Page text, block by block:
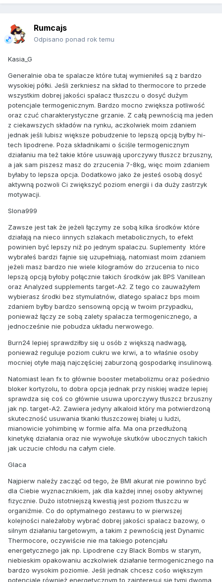
Rumcajs
Odpisano ponad rok temu
Kasia_G
Generalnie oba te spalacze które tutaj wymieniłeś są z bardzo
wysokiej półki. Jeśli zerkniesz na skład to thermocore to przede
wszystkim dobrej jakości spalacz tłuszczu o dosyć dużym
potencjale termogenicznym. Bardzo mocno zwiększa potliwość
oraz czuć charakterystyczne grzanie. Z całą pewnością ma jeden
z ciekawszych składów na rynku, aczkolwiek moim zdaniem
jednak jeśli lubisz większe pobudzenie to lepszą opcją byłby hi-
tech lipodrene. Poza składnikami o ściśle termogenicznym
działaniu ma też takie które usuwają uporczywy tłuszcz brzuszny,
a jak sam piszesz masz do zrzucenia 7-8kg, więc moim zdaniem
byłaby to lepsza opcja. Dodatkowo jako że jesteś osobą dosyć
aktywną pozwoli Ci zwiększyć poziom energii i da duży zastrzyk
motywacji.
Slona999
Zawsze jest tak że jeżeli łączymy ze sobą kilka środków które
działają na nieco iinnych szlakach metabolicznych, to efekt
powinien być lepszy niż po jednym spalaczu. Suplementy które
wybrałeś bardzi fajnie się uzupełniają, natomiast moim zdaniem
jeżeli masz bardzo nie wiele kilogramów do zrzucenia to nico
lepszą opcją byłoby połącznie takich środków jak BPS Vanillean
oraz Analyzed supplements target-A2. Z tego co zauważyłem
wybierasz środki bez stymulatnów, dlatego spalacz bps moim
zdaniem byłby bardzo sensowną opcją w twoim przypadku,
ponieważ łączy ze sobą zalety spalacza termogenicznego, a
jednocześnie nie pobudza układu nerwowego.
Burn24 lepiej sprawdziłby się u osób z większą nadwagą,
ponieważ reguluje poziom cukru we krwi, a to właśnie osoby
mocniej otyłe mają najczęściej zaburzoną gospodarkę insulinową.
Natomiast lean fx to głównie booster metabolizmu oraz pośednio
bloker kortyzolu, to dobra opcja jednak przy niskiej wadze lepiej
sprawdza się coś co głównie usuwa uporczywy tłuszcz brzuszny
jak np. target-A2. Zawiera jedyny alkaloid który ma potwierdzoną
skuteczność usuwania tkanki tłuszczowej białej u ludzi,
mianowicie yohimbinę w formie alfa. Ma ona przedłużoną
kinetykę działania oraz nie wywołuje skutków ubocznych takich
jak uczucie chłodu na całym ciele.
Glaca
Najpierw należy zacząć od tego, że BMI akurat nie powinno być
dla Ciebie wyznacznikiem, jak dla każdej innej osoby aktywnej
fizycznie. Dużo istotniejszą kwestią jest poziom tłuszczu w
organiźmie. Co do optymalnego zestawu to w pierwszej
kolejności należałoby wybrać dobrej jakości spalacz bazowy, o
silnym działaniu targetowym, a takim z pewnością jest Dynamic
Thermocore, oczywiście nie ma takiego potencjału
energetycznego jak np. Lipodrene czy Black Bombs w starym,
niebieskim opakowaniu aczkolwiek działanie termogenicznego na
bardzo wysokim poziomie. Jeśli jednak chcesz cośo większym
potencjale również energetycznym to zainteresuj się tymi dwoma